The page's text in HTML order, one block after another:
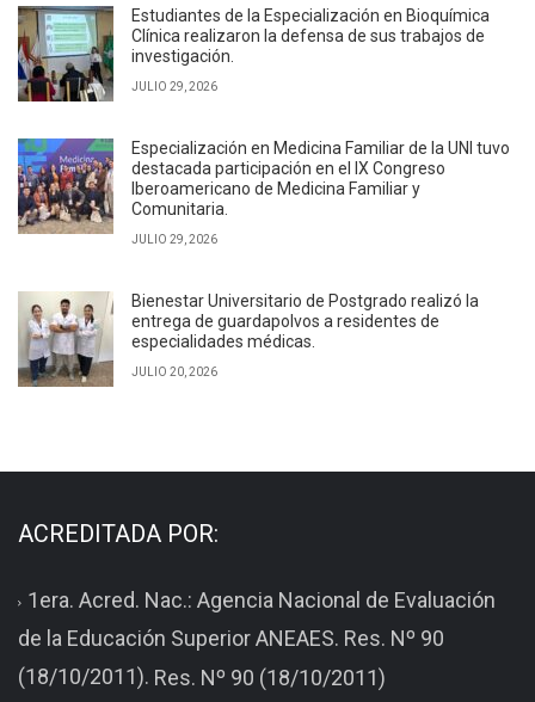
Estudiantes de la Especialización en Bioquímica
Clínica realizaron la defensa de sus trabajos de
investigación.
JULIO 29, 2026
Especialización en Medicina Familiar de la UNI tuvo
destacada participación en el IX Congreso
Iberoamericano de Medicina Familiar y
Comunitaria.
JULIO 29, 2026
Bienestar Universitario de Postgrado realizó la
entrega de guardapolvos a residentes de
especialidades médicas.
JULIO 20, 2026
ACREDITADA POR:
1era. Acred. Nac.: Agencia Nacional de Evaluación
de la Educación Superior ANEAES. Res. Nº 90
(18/10/2011). Res. Nº 90 (18/10/2011)